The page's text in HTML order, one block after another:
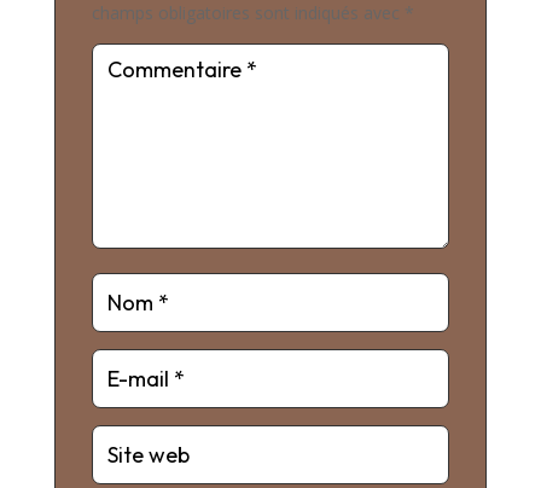
champs obligatoires sont indiqués avec *